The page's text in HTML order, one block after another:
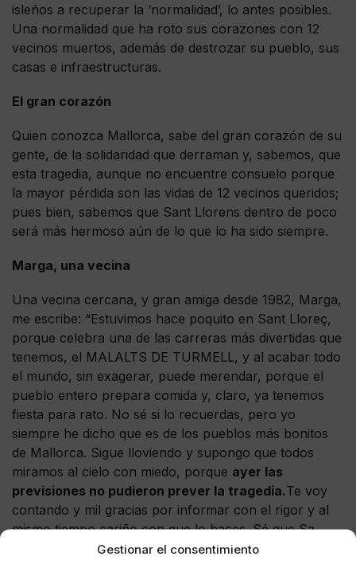
Gestionar el consentimiento
isleños a recuperar la ‘normalidad’, lo antes posibles.
Una normalidad que ha roto sus corazones con 12
vecinos muertos, además de destrozar su pueblo, sus
casas e infraestructuras.
El gran corazón
Quien conozca Mallorca, sabe del gran corazón de su
gente, de la solidaridad que derraman y, sabemos, que
esta tragedia, aunque no encuentre consuelo porque
la mayor pérdida son las vidas de 12 vecinos queridos;
pues bien, sabemos que Sant Llorens dentro de poco
será más hermoso aún de lo que lo ha sido siempre.
Marga, una vecina
Una vecina cercana, y gran amiga desde 1982, Marga,
me escribe: “Estuvimos hace poquito en Sant Lloreç,
porque celebra una de las carreras más divertidas que
tenemos, el MALALTS DE TURMELL, y al acabar todo
el mundo, sin exagerar, puede merendar, porque el
pueblo entero prepara comida y, claro, ya tenemos
fiesta para rato. No sé si lo recuerdas, pero yo
siempre he dicho que es de los pueblos más bonitos
de Mallorca. Sigue lloviendo y supongo que todos
miramos al cielo con miedo, porque ayer las
previsiones no pudieron prever la tragedia.Te voy
contando y mil gracias por informar con el rigor y al
mismo tiempo cariño con que lo haces. Sé que Sa
Roca te tira y mucho”.